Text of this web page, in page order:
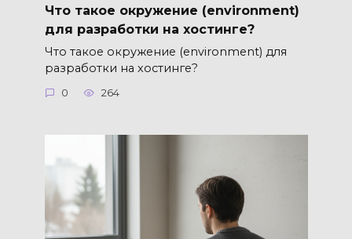
Что такое окружение (environment)
для разработки на хостинге?
Что такое окружение (environment) для
разработки на хостинге?
0 264